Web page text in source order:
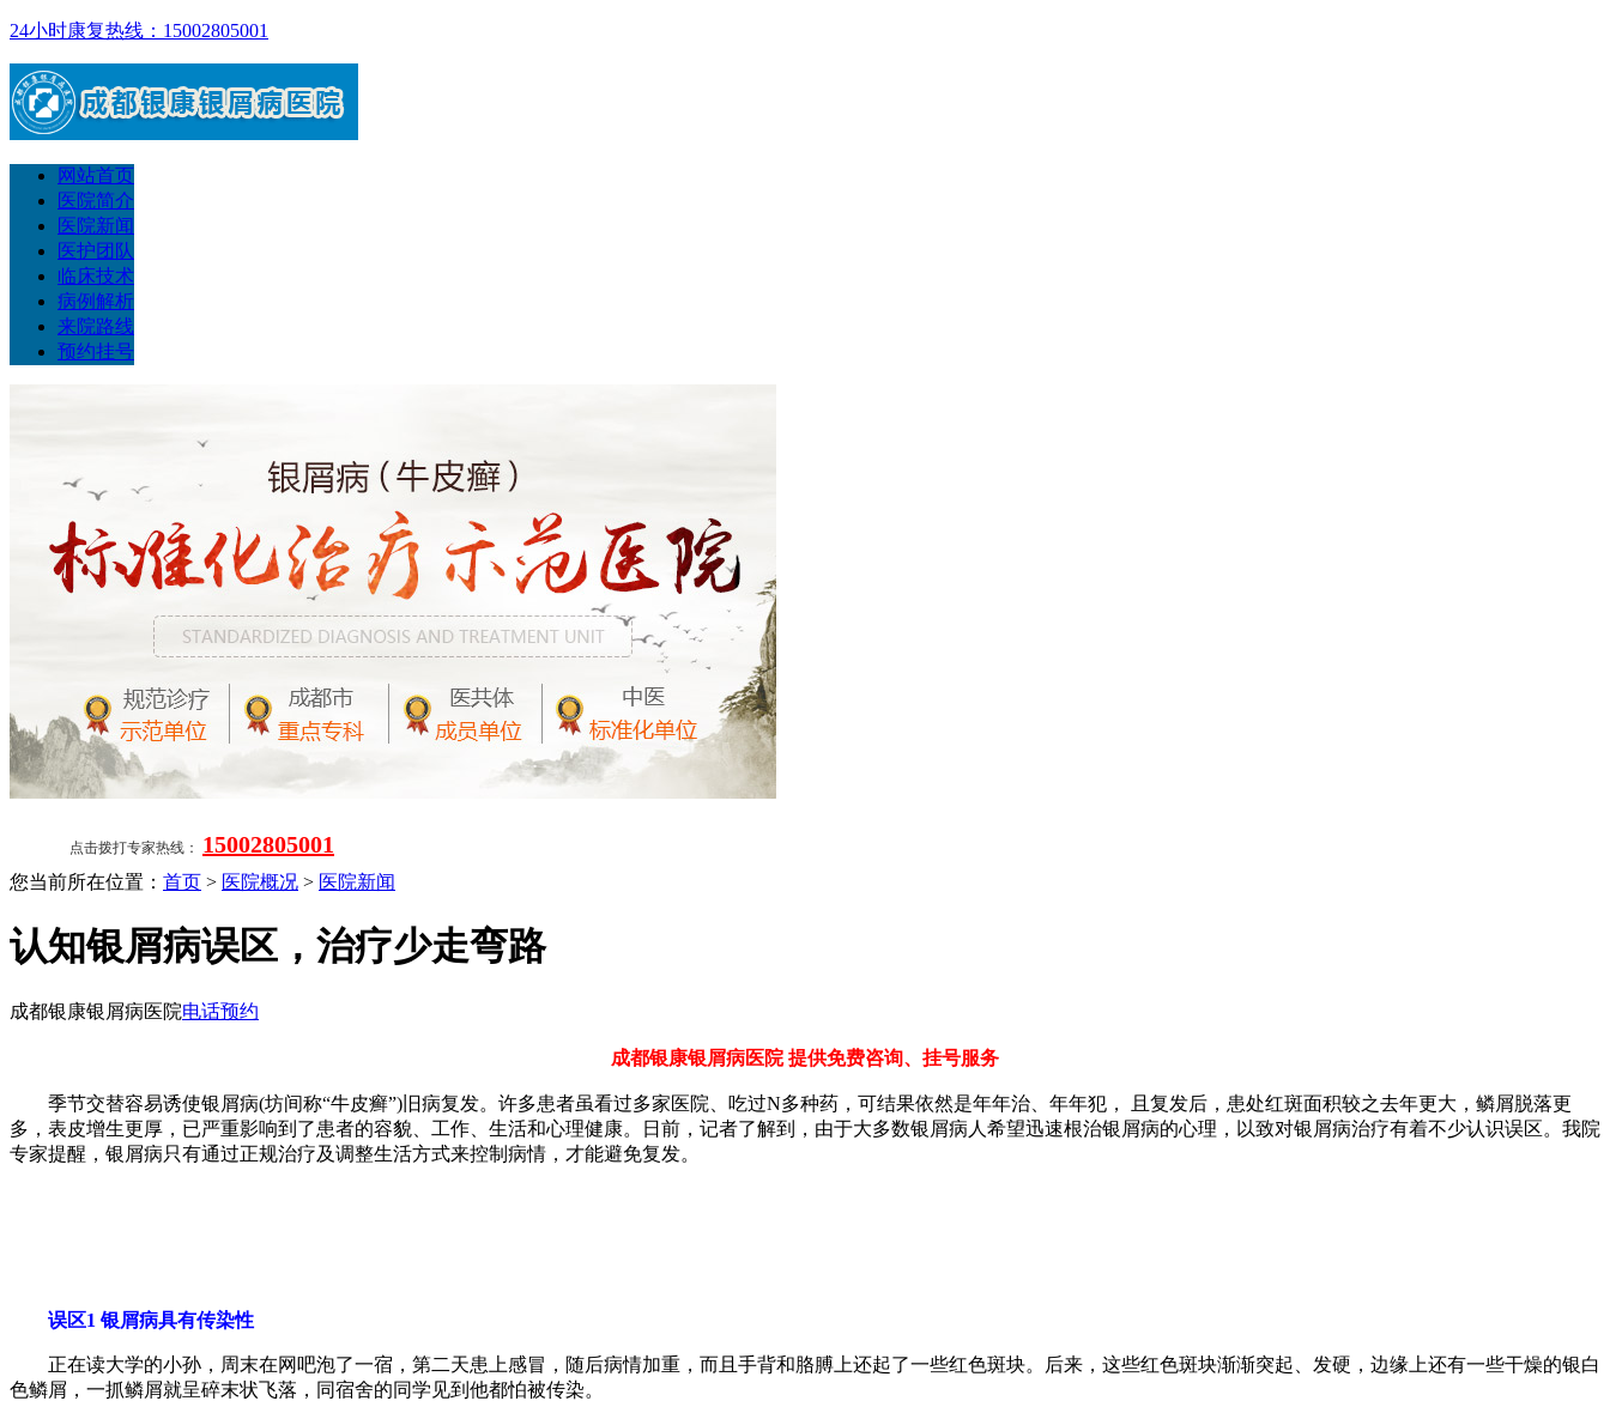
24小时康复热线：15002805001
网站首页
医院简介
医院新闻
医护团队
临床技术
病例解析
来院路线
预约挂号
点击拨打专家热线： 15002805001
您当前所在位置： 首页 > 医院概况 > 医院新闻
认知银屑病误区，治疗少走弯路
成都银康银屑病医院电话预约
成都银康银屑病医院 提供免费咨询、挂号服务
季节交替容易诱使银屑病(坊间称“牛皮癣”)旧病复发。许多患者虽看过多家医院、吃过N多种药，可结果依然是年年治、年年犯， 且复发后，患处红斑面积较之去年更大，鳞屑脱落更
多，表皮增生更厚，已严重影响到了患者的容貌、工作、生活和心理健康。日前，记者了解到，由于大多数银屑病人希望迅速根治银屑病的心理，以致对银屑病治疗有着不少认识误区。我院
专家提醒，银屑病只有通过正规治疗及调整生活方式来控制病情，才能避免复发。
误区1 银屑病具有传染性
正在读大学的小孙，周末在网吧泡了一宿，第二天患上感冒，随后病情加重，而且手背和胳膊上还起了一些红色斑块。后来，这些红色斑块渐渐突起、发硬，边缘上还有一些干燥的银白
色鳞屑，一抓鳞屑就呈碎末状飞落，同宿舍的同学见到他都怕被传染。